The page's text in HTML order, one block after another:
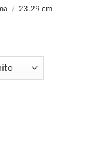
/ 23.29 cm